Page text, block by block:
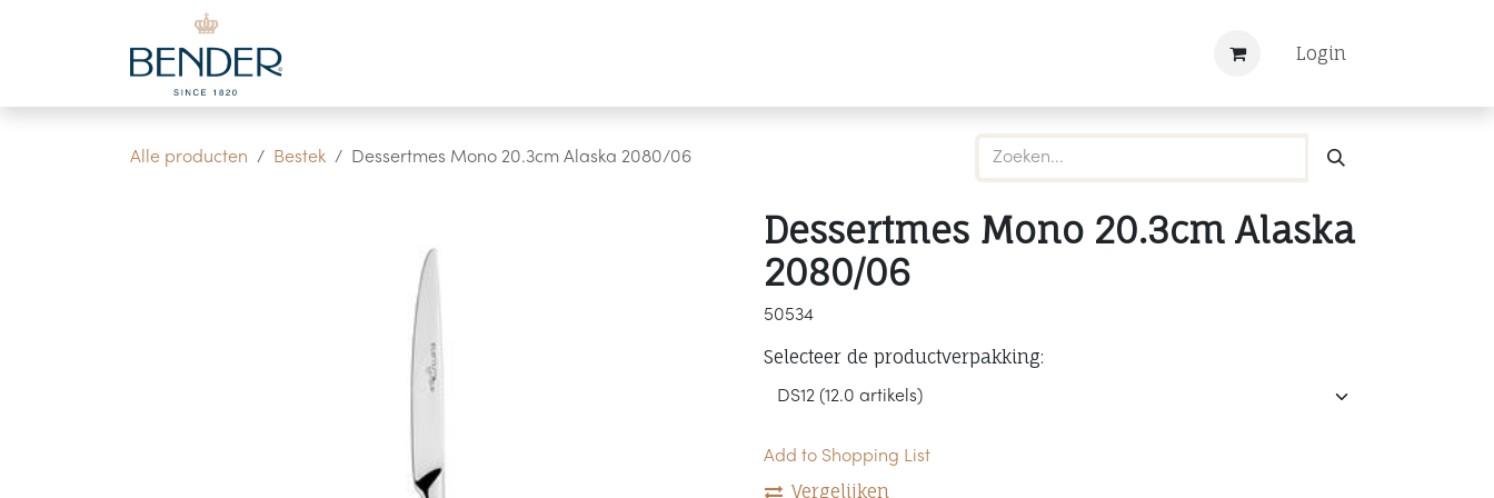
Overslaan naar inhoud
Login
Alle producten Bestek Dessertmes Mono 20.3cm Alaska 2080/06
Dessertmes Mono 20.3cm Alaska
2080/06
50534
Selecteer de productverpakking:
Add to Shopping List
Vergelijken